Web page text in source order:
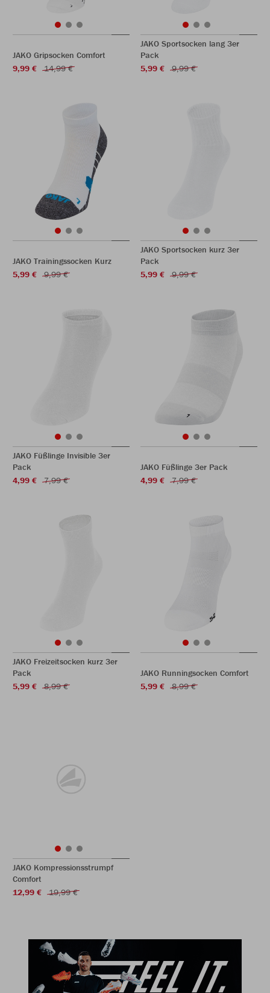
JAKO Gripsocken Comfort
9,99 €
14,99 €
JAKO Sportsocken lang 3er
Pack
5,99 €
9,99 €
JAKO Trainingssocken Kurz
5,99 €
9,99 €
JAKO Sportsocken kurz 3er
Pack
5,99 €
9,99 €
JAKO Füßlinge Invisible 3er
Pack
4,99 €
7,99 €
JAKO Füßlinge 3er Pack
4,99 €
7,99 €
JAKO Freizeitsocken kurz 3er
Pack
5,99 €
8,99 €
JAKO Runningsocken Comfort
5,99 €
8,99 €
JAKO Kompressionsstrumpf
Comfort
12,99 €
19,99 €